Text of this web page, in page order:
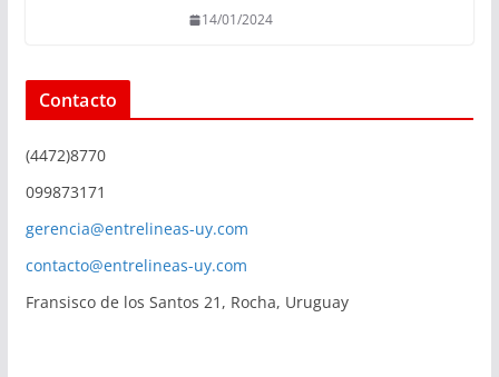
14/01/2024
Contacto
(4472)8770
099873171
gerencia@entrelineas-uy.com
contacto@entrelineas-uy.com
Fransisco de los Santos 21, Rocha, Uruguay